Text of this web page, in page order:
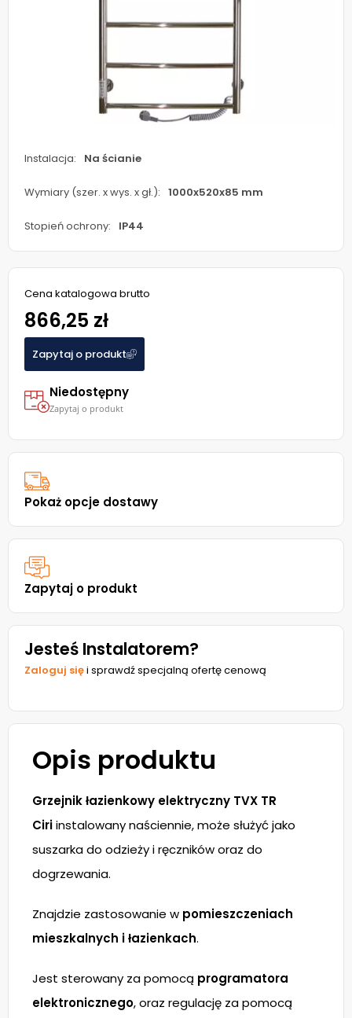
Instalacja: Na ścianie
Wymiary (szer. x wys. x gł.): 1000x520x85 mm
Stopień ochrony: IP44
Cena katalogowa brutto
866,25 zł
Zapytaj o produkt
Niedostępny
Zapytaj o produkt
Pokaż opcje dostawy
Zapytaj o produkt
Jesteś Instalatorem?
Zaloguj sięi sprawdź specjalną ofertę cenową
Opis produktu
Grzejnik łazienkowy elektryczny TVX TR
Ciriinstalowany naściennie, może służyć jako
suszarka do odzieży i ręczników oraz do
dogrzewania.
Znajdzie zastosowanie w pomieszczeniach
mieszkalnych i łazienkach.
Jest sterowany za pomocą programatora
elektronicznego, oraz regulację za pomocą